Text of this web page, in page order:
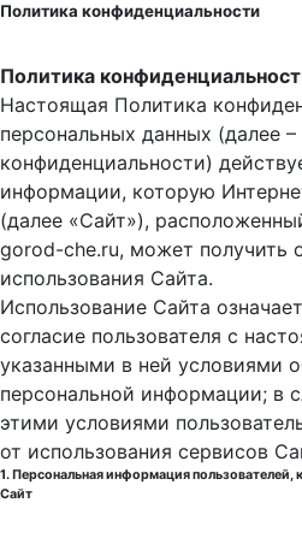
Политика конфиденциальности
Политика
Настоящая Политика
персональных данных (далее
конфиденциальности)
информации, которую
(далее «Сайт»),
gorod-che.ru, может получить
использования Cайта.
Использование Сайта
согласие пользователя с
указанными в ней условиями
персональной информации; в
этими условиями
от использования сервисов
1. Персональная информация пользователей,
Сайт